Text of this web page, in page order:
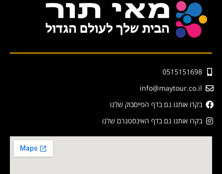
0515151698
info@maytour.co.il
בקרו אותנו גם בדף הפייסבוק שלנו
בקרו אותנו גם בדף האינסטגרם שלנו